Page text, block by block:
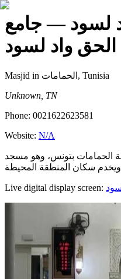
لسود — جامع
الحق واد لسود
Masjid
in الحمامات, Tunisia
Unknown, TN
Phone: 0021622623581
Website: N/A
الحمامات بتونس، وهو مسجد
Live digital display screen: